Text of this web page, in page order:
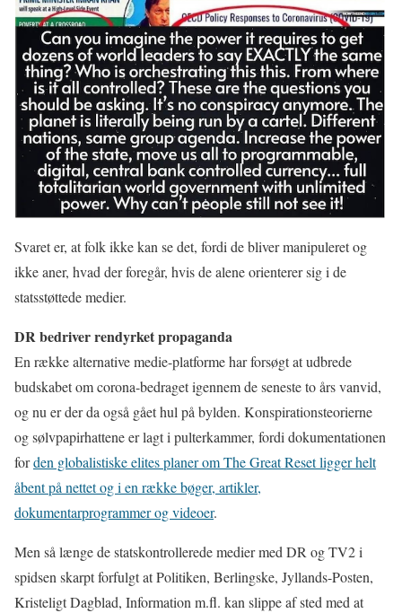
Svaret er, at folk ikke kan se det, fordi de bliver manipuleret og
ikke aner, hvad der foregår, hvis de alene orienterer sig i de
statsstøttede medier.
DR bedriver rendyrket propaganda
En række alternative medie-platforme har forsøgt at udbrede
budskabet om corona-bedraget igennem de seneste to års vanvid,
og nu er der da også gået hul på bylden. Konspirationsteorierne
og sølvpapirhattene er lagt i pulterkammer, fordi dokumentationen
forden globalistiske elites planer om The Great Reset ligger helt
åbent på nettet og i en række bøger, artikler,
dokumentarprogrammer og videoer.
Men så længe de statskontrollerede medier med DR og TV2 i
spidsen skarpt forfulgt at Politiken, Berlingske, Jyllands-Posten,
Kristeligt Dagblad, Information m.fl. kan slippe af sted med at